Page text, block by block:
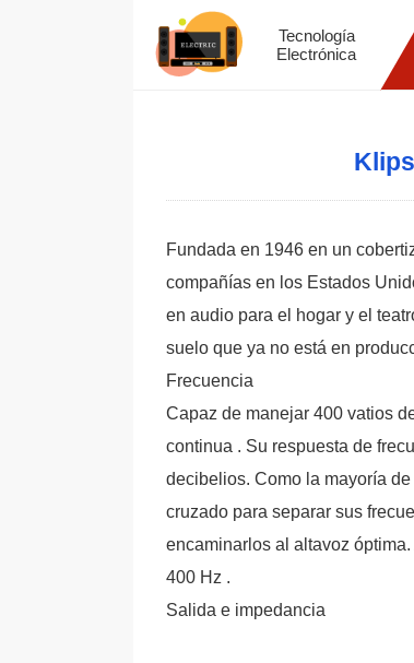
Tecnología
Electrónica
Fundada en 1946 en un
compañías en los Estados
en audio para el hogar y el
suelo que ya no está en
Frecuencia
Capaz de manejar 400 vatios
continua . Su respuesta de
decibelios. Como la mayoría
cruzado para separar sus
encaminarlos al altavoz
400 Hz .
Salida e impedancia